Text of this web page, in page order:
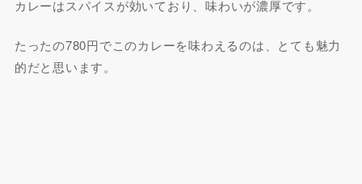
カレーはスパイスが効いており、味わいが濃厚です。
たったの780円でこのカレーを味わえるのは、とても魅力
的だと思います。